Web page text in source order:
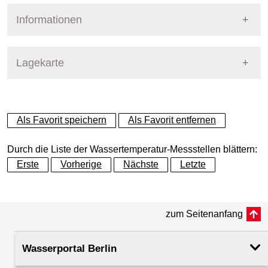
Informationen
Lagekarte
+
−
Als Favorit speichern Als Favorit entfernen
Durch die Liste der Wassertemperatur-Messstellen blättern:
Erste
Vorherige Nächste Letzte
zum Seitenanfang
Wasserportal Berlin